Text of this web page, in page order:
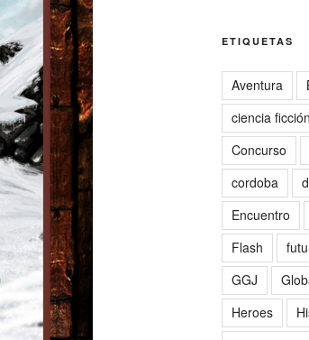
ETIQUETAS
Aventura
ciencia ficción
Concurso
cordoba
Encuentro
Flash
GGJ
Heroes